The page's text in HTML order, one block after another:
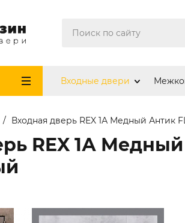
Входные двери
Входная дверь REX 1А Медный Антик
REX 1А